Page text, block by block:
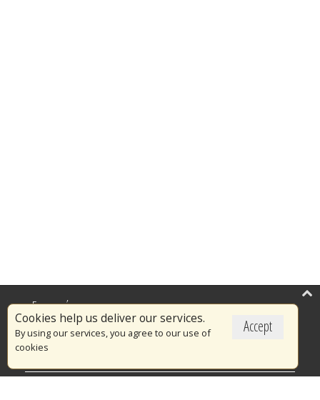
Accept
Cookies help us deliver our services.
By using our services, you agree to our use of
cookies
Επικαιρότητα
Το Πυροσβεστικό Σώμα